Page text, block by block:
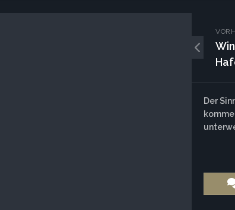
Der